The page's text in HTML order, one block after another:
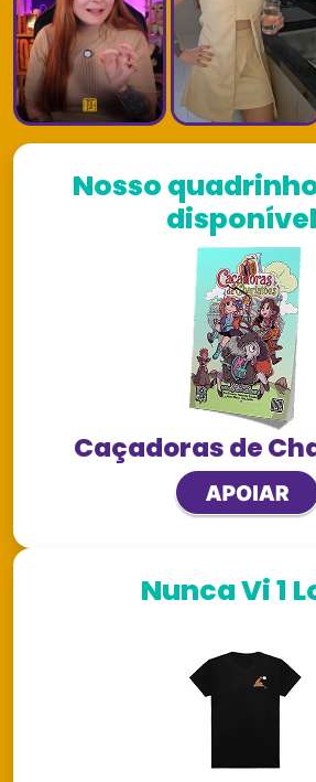
Nosso
Caçadoras de
Nunca Vi 1